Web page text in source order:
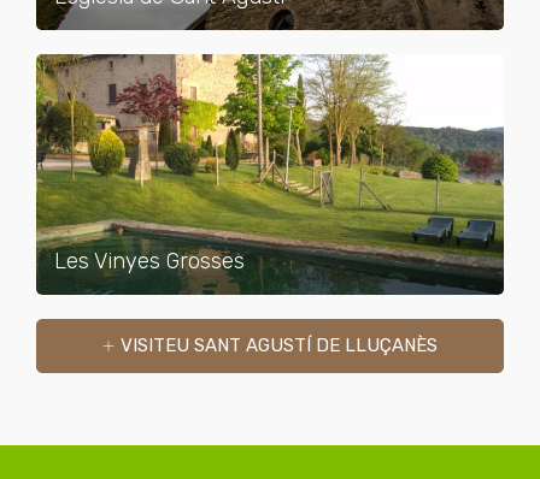
Les Vinyes Grosses
VISITEU SANT AGUSTÍ DE LLUÇANÈS